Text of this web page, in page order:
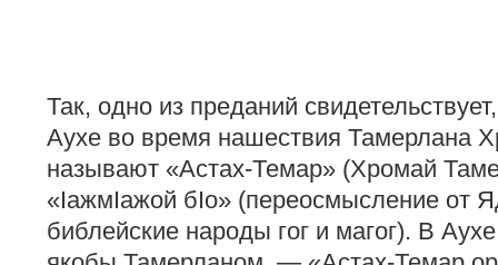
Так, одно из преданий
Аухе во время нашествия Тамерлана
называют «Астах-Темар» (Хромай
«IажмIажой бIо» (переосмысление от
библейские народы гог и магог). В